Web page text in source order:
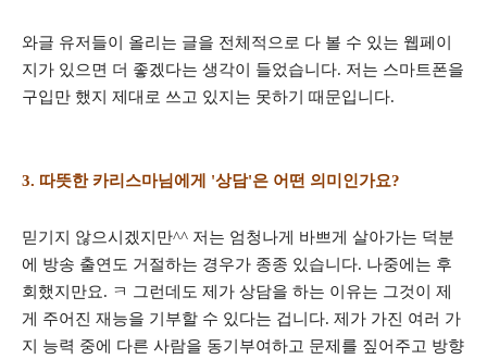
와글 유저들이 올리는 글을 전체적으로 다 볼 수 있는 웹페이
지가 있으면 더 좋겠다는 생각이 들었습니다. 저는 스마트폰을
구입만 했지 제대로 쓰고 있지는 못하기 때문입니다.
3. 따뜻한 카리스마님에게 '상담'은 어떤 의미인가요?
믿기지 않으시겠지만^^ 저는 엄청나게 바쁘게 살아가는 덕분
에 방송 출연도 거절하는 경우가 종종 있습니다. 나중에는 후
회했지만요. ㅋ 그런데도 제가 상담을 하는 이유는 그것이 제
게 주어진 재능을 기부할 수 있다는 겁니다. 제가 가진 여러 가
지 능력 중에 다른 사람을 동기부여하고 문제를 짚어주고 방향